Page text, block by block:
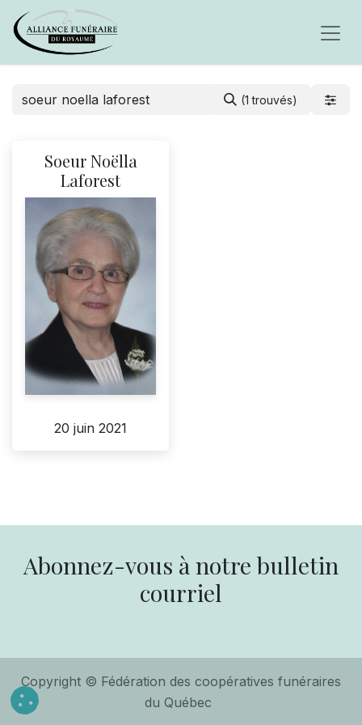
(1 trouvés)
Soeur Noëlla
Laforest
20 juin 2021
Abonnez-vous à notre bulletin
courriel
Copyright © Fédération des coopératives funéraires
du Québec